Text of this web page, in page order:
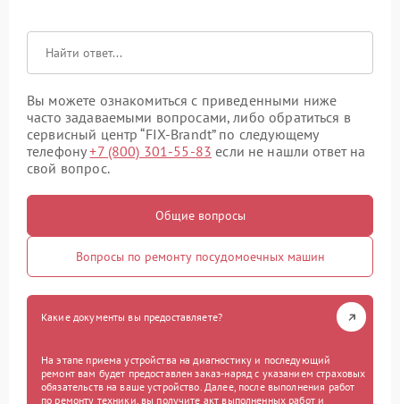
Вы можете ознакомиться с приведенными ниже
часто задаваемыми вопросами, либо обратиться в
сервисный центр “FIX-Brandt” по следующему
телефону+7 (800) 301-55-83 если не нашли ответ на
свой вопрос.
Общие вопросы
Вопросы по ремонту посудомоечных машин
Какие документы вы предоставляете?
На этапе приема устройства на диагностику и последующий
ремонт вам будет предоставлен заказ-наряд с указанием страховых
обязательств на ваше устройство. Далее, после выполнения работ
по ремонту техники, вы получите акт выполненных работ и